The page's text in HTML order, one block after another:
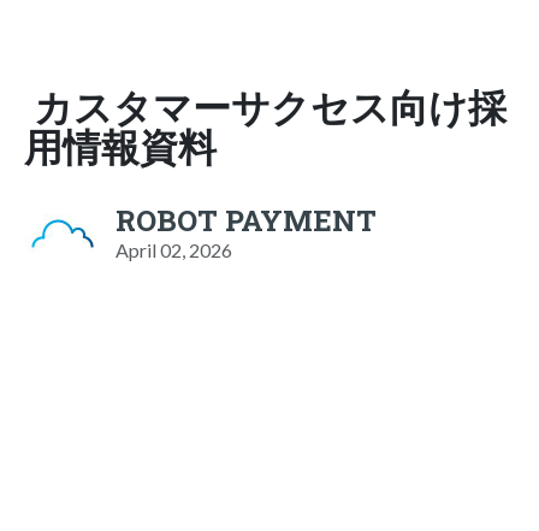
カスタマーサクセス向け採
用情報資料
ROBOT PAYMENT
April 02, 2026